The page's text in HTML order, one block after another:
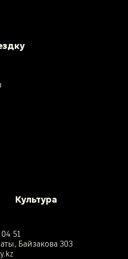
Культура
51
Байзакова 303